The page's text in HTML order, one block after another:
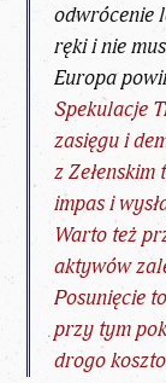
odwrócenie
ręki i nie
Europa
Spekulacje
zasięgu i
z Zełenskim
impas i
Warto też
aktywów
Posunięcie
przy tym
drogo